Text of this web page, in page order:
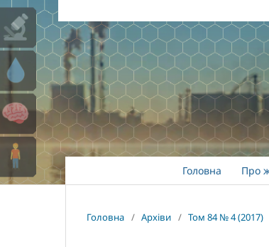
Головна Про
Головна / Архіви / Том 84 № 4 (2017)